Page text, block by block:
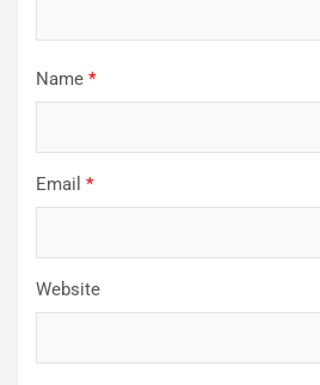
Name *
Email *
Website